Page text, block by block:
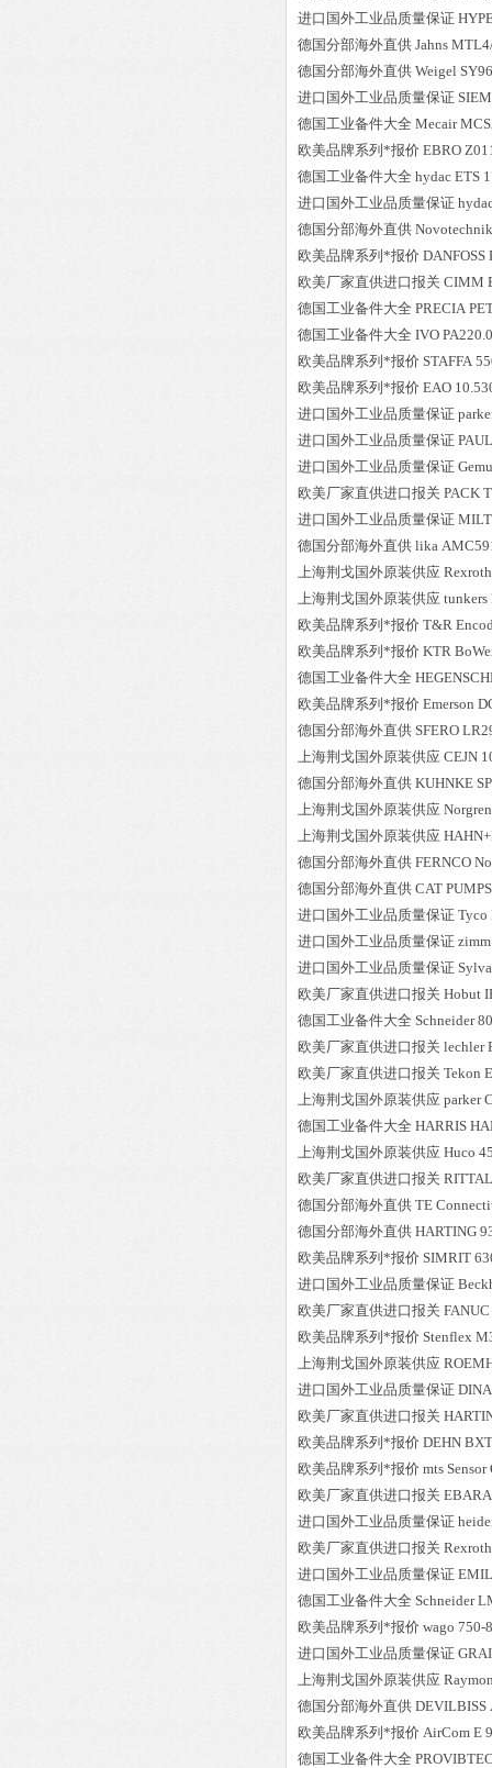
进口国外工业品质量保证
德国分部海外直供 Jahns
德国分部海外直供 Weigel
进口国外工业品质量保证
德国工业备件大全 Mecair
欧美品牌系列*报价 EBRO
德国工业备件大全 hydac ETS
进口国外工业品质量保证
德国分部海外直供 Novotechnik
欧美品牌系列*报价 DANFOSS
欧美厂家直供进口报关 CIMM
德国工业备件大全 PRECIA
德国工业备件大全 IVO
欧美品牌系列*报价 STAFFA
欧美品牌系列*报价 EAO
进口国外工业品质量保证
进口国外工业品质量保证
进口国外工业品质量保证
欧美厂家直供进口报关 PACK
进口国外工业品质量保证
德国分部海外直供 lika
上海荆戈国外原装供应 Rexroth
上海荆戈国外原装供应 tunkers
欧美品牌系列*报价 T&R
欧美品牌系列*报价 KTR
德国工业备件大全
欧美品牌系列*报价 Emerson
德国分部海外直供 SFERO
上海荆戈国外原装供应 CEJN
德国分部海外直供 KUHNKE
上海荆戈国外原装供应 Norgren
上海荆戈国外原装供应
德国分部海外直供 FERNCO
德国分部海外直供 CAT PUMPS
进口国外工业品质量保证 Tyco
进口国外工业品质量保证 zimm
进口国外工业品质量保证
欧美厂家直供进口报关 Hobut
德国工业备件大全 Schneider
欧美厂家直供进口报关 lechler
欧美厂家直供进口报关 Tekon
上海荆戈国外原装供应 parker
德国工业备件大全 HARRIS
上海荆戈国外原装供应 Huco
欧美厂家直供进口报关 RITTAL
德国分部海外直供 TE
德国分部海外直供 HARTING
欧美品牌系列*报价 SIMRIT
进口国外工业品质量保证
欧美厂家直供进口报关 FANUC
欧美品牌系列*报价 Stenflex
上海荆戈国外原装供应
进口国外工业品质量保证 DINA
欧美厂家直供进口报关
欧美品牌系列*报价 DEHN
欧美品牌系列*报价 mts
欧美厂家直供进口报关 EBARA
进口国外工业品质量保证
欧美厂家直供进口报关 Rexroth
进口国外工业品质量保证
德国工业备件大全 Schneider
欧美品牌系列*报价 wago 750-
进口国外工业品质量保证
上海荆戈国外原装供应
德国分部海外直供 DEVILBISS
欧美品牌系列*报价 AirCom E
德国工业备件大全